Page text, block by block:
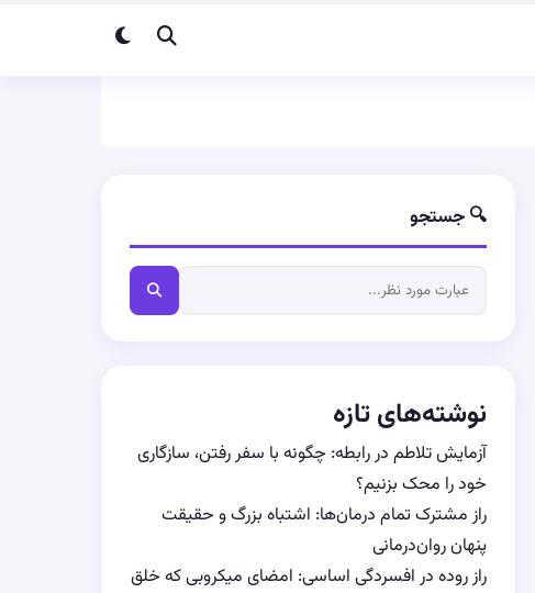
🔍 جستجو
نوشته‌های تازه
آزمایش تلاطم در رابطه: چگونه با سفر رفتن، سازگاری
خود را محک بزنیم؟
راز مشترک تمام درمان‌ها: اشتباه بزرگ و حقیقت
پنهان روان‌درمانی
راز روده در افسردگی اساسی: امضای میکروبی که خلق